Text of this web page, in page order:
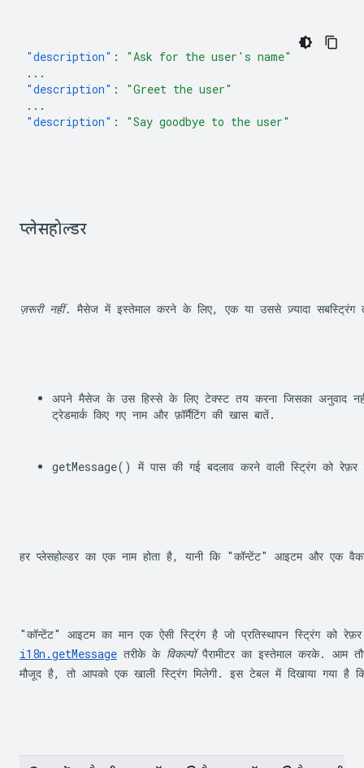
"description" :
"Ask for the user's name"
...
"description" :
"Greet the user"
...
"description" : "Say goodbye to the user"
प्लेसहोल्डर
ज़रूरी नहीं. मैसेज में इस्तेमाल करने के लिए, एक या उससे ज़्यादा
अपने मैसेज के उस हिस्से के लिए टेक्स्ट तय करना जिसका अनुवाद
ट्रेडमार्क किए गए नाम और फ़ॉर्मैटिंग की खास बातें.
getMessage() में पास की गई बदलाव करने वाली स्ट्रिंग को
हर प्लेसहोल्डर का एक नाम होता है, यानी कि "कॉन्टेंट" आइटम और एक
i18n.getMessage तरीके के विकल्पों पैरामीटर का इस्तेमाल करके. आम
मौजूद है, तो आपको एक खाली स्ट्रिंग मिलेगी. इस टेबल में दिखाया गया है